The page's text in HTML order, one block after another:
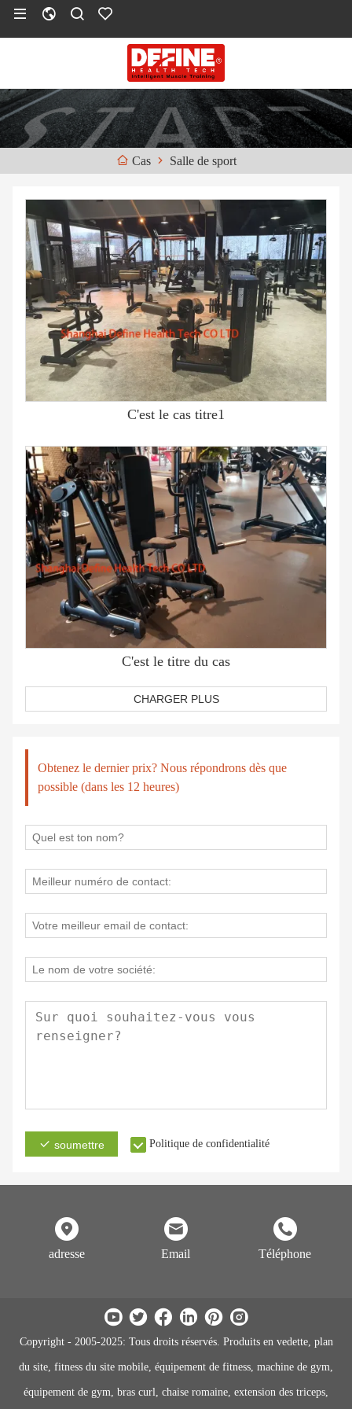
Cas Salle de sport
C'est le cas titre1
C'est le titre du cas
CHARGER PLUS
Obtenez le dernier prix? Nous répondrons dès que
possible (dans les 12 heures)
soumettre Politique de confidentialité
adresse Email Téléphone
Copyright - 2005-2025: Tous droits réservés. Produits en vedette, plan
du site, fitness du site mobile, équipement de fitness, machine de gym,
équipement de gym, bras curl, chaise romaine, extension des triceps,